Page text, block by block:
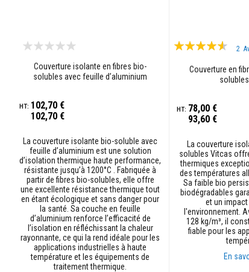
réfractaires
Matériaux
d'accumulation
Contrecoeur
linteaux
Adhésifs
résistants
Réfractaires
Couverture isolante en fibres bio-
solubles avec feuille d’aluminium
102,70 €
102,70 €
La couverture isolante bio-soluble avec
feuille d’aluminium est une solution
d’isolation thermique haute performance,
résistante jusqu’à 1200°C . Fabriquée à
partir de fibres bio-solubles, elle offre
une excellente résistance thermique tout
en étant écologique et sans danger pour
la santé. Sa couche en feuille
d’aluminium renforce l’efficacité de
l’isolation en réfléchissant la chaleur
rayonnante, ce qui la rend idéale pour les
applications industrielles à haute
température et les équipements de
traitement thermique.
Évaluation:
2
Couverture en
93,60 €
78,00 €
La couverture
solubles Vitcas
thermiques
des températures
Sa faible bio
biodégradables
et un
l'environnement.
128 kg/m³, il
fiable pour les
En